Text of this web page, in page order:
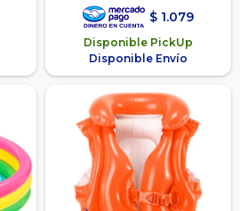
$ 1.079
Disponible PickUp
Disponible Envío